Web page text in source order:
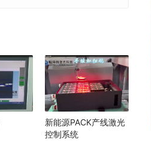
新能源PACK产线激光
控制系统